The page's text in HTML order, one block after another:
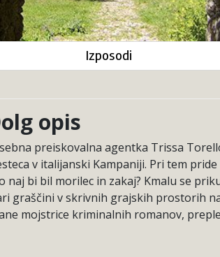
Izposodi
opis
preiskovalna agentka Trissa
v italijanski Kampaniji. Pri tem
naj bi bil morilec in zakaj? Kmalu se
graščini v skrivnih grajskih prostorih
mojstrice kriminalnih romanov,